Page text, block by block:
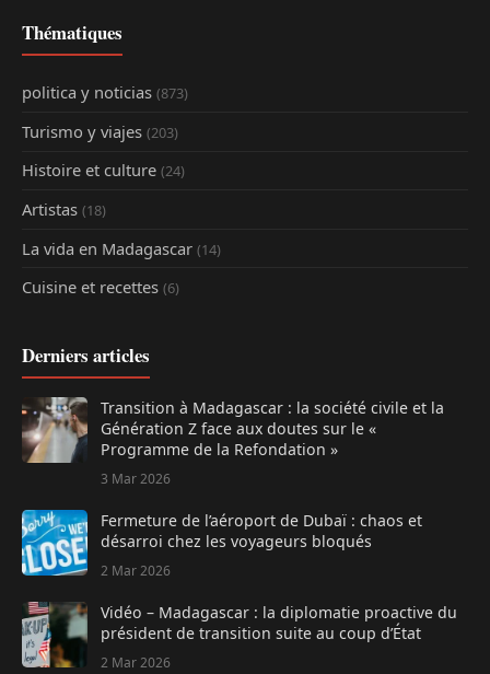
Thématiques
politica y noticias (873)
Turismo y viajes (203)
Histoire et culture (24)
Artistas (18)
La vida en Madagascar (14)
Cuisine et recettes (6)
Derniers articles
Transition à Madagascar : la société civile et la
Génération Z face aux doutes sur le «
Programme de la Refondation »
3 Mar 2026
Fermeture de l’aéroport de Dubaï : chaos et
désarroi chez les voyageurs bloqués
2 Mar 2026
Vidéo – Madagascar : la diplomatie proactive du
président de transition suite au coup d’État
2 Mar 2026